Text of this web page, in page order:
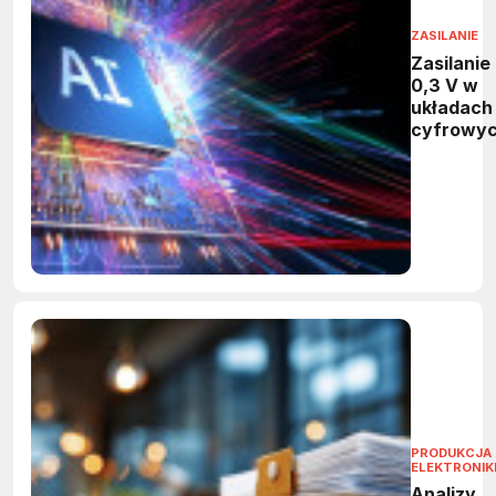
ZASILANIE
Zasilanie
0,3 V w
układach
PRODUKCJA
ELEKTRONIKI